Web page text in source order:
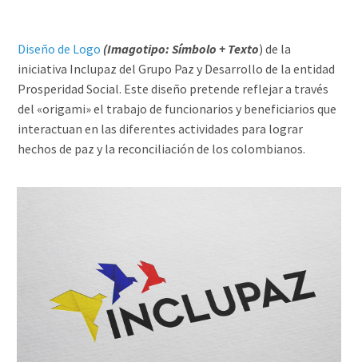
Diseño de Logo (Imagotipo: Símbolo + Texto) de la
iniciativa Inclupaz del Grupo Paz y Desarrollo de la entidad
Prosperidad Social. Este diseño pretende reflejar a través
del «origami» el trabajo de funcionarios y beneficiarios que
interactuan en las diferentes actividades para lograr
hechos de paz y la reconciliación de los colombianos.